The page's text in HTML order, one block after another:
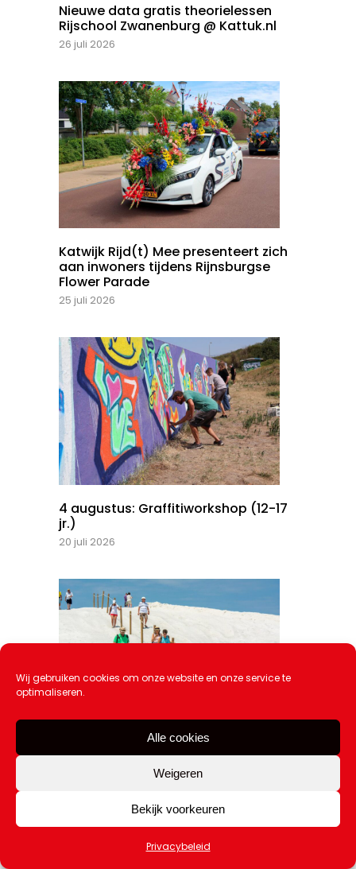
Wij gebruiken cookies om onze website en onze service te
optimaliseren.
Alle cookies
Weigeren
Bekijk voorkeuren
Privacybeleid
Nieuwe data gratis theorielessen
Rijschool Zwanenburg @ Kattuk.nl
26 juli 2026
Katwijk Rijd(t) Mee presenteert zich
aan inwoners tijdens Rijnsburgse
Flower Parade
25 juli 2026
4 augustus: Graffitiworkshop (12-17
jr.)
20 juli 2026
activiteiten voor jong & oud